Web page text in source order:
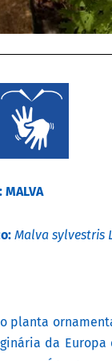
Malva sylvestris
planta
da